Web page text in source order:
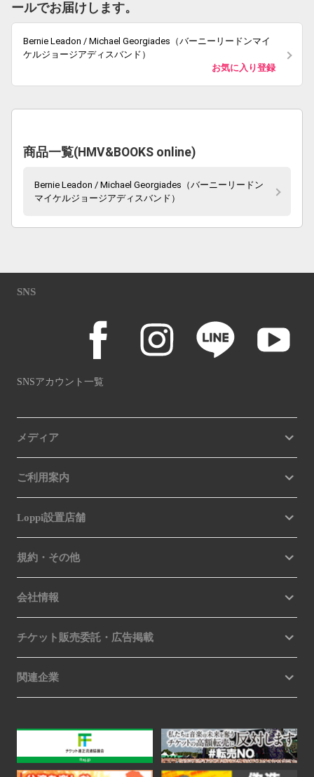
ールでお届けします。
Bernie Leadon / Michael Georgiades（バーニーリードンマイ
ケルジョージアディスバンド）
お気に入り登録
商品一覧(HMV&BOOKS online)
Bernie Leadon / Michael Georgiades（バーニーリードン
マイケルジョージアディスバンド）
SNS
SNSアカウント一覧
メディア
ご利用案内
Loppi設置店舗
規約・その他
会社情報
チケット販売委託・広告掲載
関連企業